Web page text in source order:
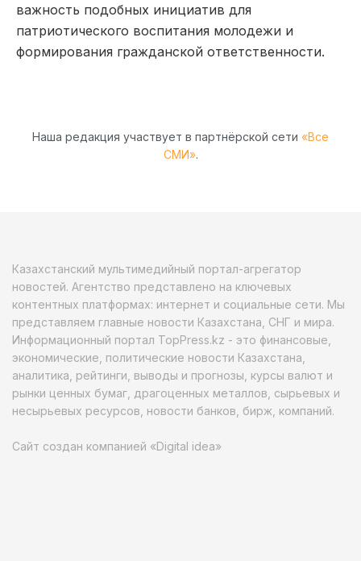
важность подобных инициатив для
патриотического воспитания молодежи и
формирования гражданской ответственности.
Наша редакция участвует в партнёрской сети «Все
СМИ».
Казахстанский мультимедийный портал-агрегатор
новостей. Агентство представлено на ключевых
контентных платформах: интернет и социальные сети. Мы
представляем главные новости Казахстана, СНГ и мира.
Информационный портал TopPress.kz - это финансовые,
экономические, политические новости Казахстана,
аналитика, рейтинги, выводы и прогнозы, курсы валют и
рынки ценных бумаг, драгоценных металлов, сырьевых и
несырьевых ресурсов, новости банков, бирж, компаний.
Сайт создан компанией «Digital idea»